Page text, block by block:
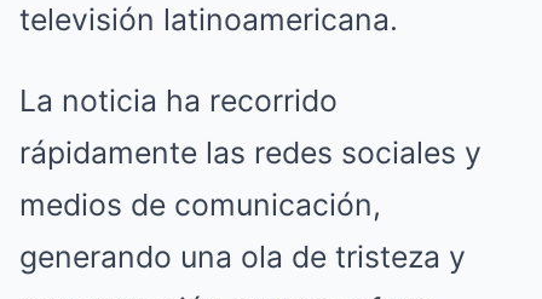
televisión latinoamericana.
La noticia ha recorrido
rápidamente las redes sociales y
medios de comunicación,
generando una ola de tristeza y